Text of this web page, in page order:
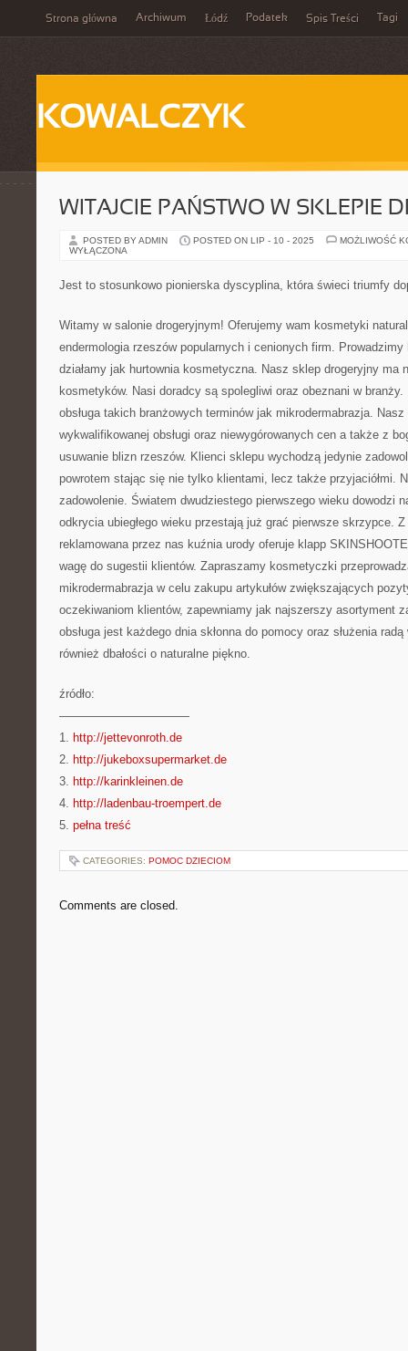
Strona główna Archiwum Łódź Podatek Spis Treści Tagi
KOWALCZYK
WITAJCIE PAŃSTWO W SKLEPIE
POSTED BY ADMIN POSTED ON LIP - 10 - 2025
MOŻLIWOŚĆ
WYŁĄCZONA
Jest to stosunkowo pionierska dyscyplina, która świeci triumfy
Witamy w salonie drogeryjnym! Oferujemy wam kosmetyki
endermologia rzeszów popularnych i cenionych firm.
działamy jak hurtownia kosmetyczna. Nasz sklep drogeryjny ma
kosmetyków. Nasi doradcy są spolegliwi oraz obeznani w
obsługa takich branżowych terminów jak mikrodermabrazja.
wykwalifikowanej obsługi oraz niewygórowanych cen a także z
usuwanie blizn rzeszów. Klienci sklepu wychodzą jedynie
powrotem stając się nie tylko klientami, lecz także przyjaciółmi.
zadowolenie. Światem dwudziestego pierwszego wieku dowodzi
odkrycia ubiegłego wieku przestają już grać pierwsze skrzypce.
reklamowana przez nas kuźnia urody oferuje klapp
wagę do sugestii klientów. Zapraszamy kosmetyczki
mikrodermabrazja w celu zakupu artykułów zwiększających
oczekiwaniom klientów, zapewniamy jak najszerszy asortyment
obsługa jest każdego dnia skłonna do pomocy oraz służenia
również dbałości o naturalne piękno.
źródło:
———————————
1. http://jettevonroth.de
2. http://jukeboxsupermarket.de
3. http://karinkleinen.de
4. http://ladenbau-troempert.de
5. pełna treść
CATEGORIES: POMOC DZIECIOM
Comments are closed.